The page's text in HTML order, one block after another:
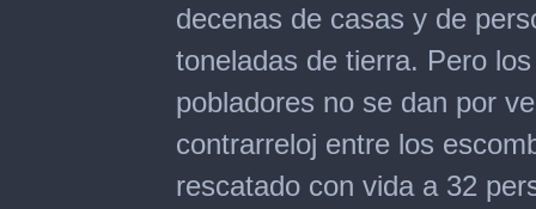
decenas de casas y de
toneladas de tierra. Pero
pobladores no se dan por
contrarreloj entre los
rescatado con vida a 32